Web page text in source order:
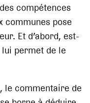
compétences
communes pose
Et d’abord, est-
permet de le
le commentaire de